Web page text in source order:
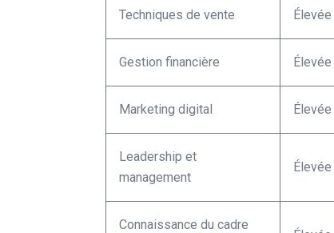
Techniques de vente Élevée
Gestion financière Élevée
Marketing digital Élevée
Leadership et
management
Élevée
Connaissance du cadre